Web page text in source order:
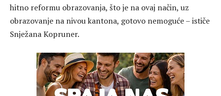
hitno reformu obrazovanja, što je na ovaj način, uz
obrazovanje na nivou kantona, gotovo nemoguće – ističe
Snježana Kopruner.